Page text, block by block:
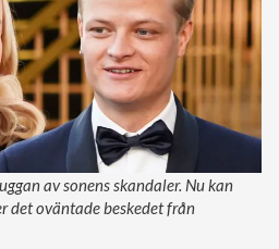
av sonens skandaler. Nu kan
det oväntade beskedet från